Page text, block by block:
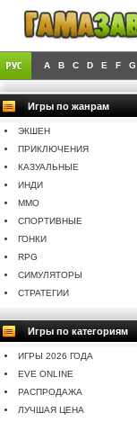
A B C D E F G
Игры по жанрам
ЭКШЕН
ПРИКЛЮЧЕНИЯ
КАЗУАЛЬНЫЕ
ИНДИ
MMO
СПОРТИВНЫЕ
ГОНКИ
RPG
СИМУЛЯТОРЫ
СТРАТЕГИИ
Игры по категориям
ИГРЫ 2026 ГОДА
EVE ONLINE
РАСПРОДАЖА
ЛУЧШАЯ ЦЕНА